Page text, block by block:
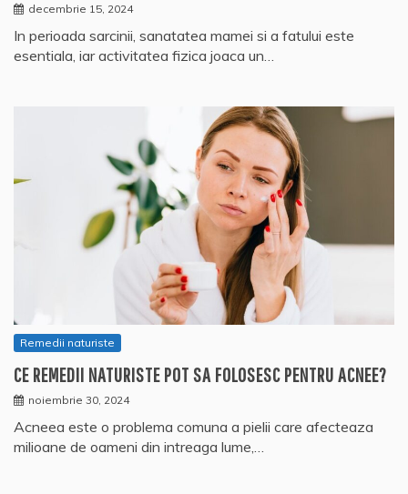
decembrie 15, 2024
In perioada sarcinii, sanatatea mamei si a fatului este
esentiala, iar activitatea fizica joaca un…
Remedii naturiste
CE REMEDII NATURISTE POT SA FOLOSESC PENTRU ACNEE?
noiembrie 30, 2024
Acneea este o problema comuna a pielii care afecteaza
milioane de oameni din intreaga lume,…